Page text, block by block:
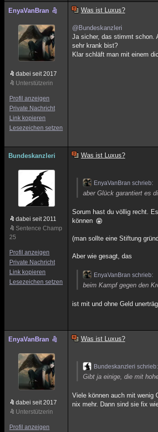
EnyaVanBran
dabei seit 2017
Unterstützerin
Profil anzeigen
Private Nachricht
Link kopieren
Lesezeichen setzen
Was ist Luxus?
@Bundeskanzleri
Ja sicher, das stimmt schon.
sehr krank bist?
Klar schläft man mit einem
Bundeskanzleri
dabei seit 2011
Sentence Champ
25
Profil anzeigen
Private Nachricht
Link kopieren
Lesezeichen setzen
Was ist Luxus?
EnyaVanBran schrieb:
aber Glück garantiert es
Sorum hast du völlig recht.
können
(man sollte eine Stiftung
Aber wie gesagt, das
EnyaVanBran schrieb:
beim Kampf gegen den
ist mit und ohne Geld
EnyaVanBran
dabei seit 2017
Unterstützerin
Profil anzeigen
Was ist Luxus?
Bundeskanzleri schrieb:
Gibt ja einige, die mit
Viele können auch mit wenig
nix mehr. Dann sind sie fix